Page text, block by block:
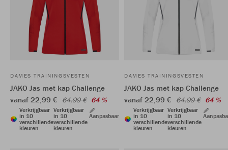
DAMES TRAININGSVESTEN
JAKO Jas met kap Challenge
vanaf 22,99 € 64,99 € 64 %
Verkrijgbaar
in 10
verschillende
kleuren
Verkrijgbaar
in 10
verschillende
kleuren
Aanpasbaar
DAMES TRAININGSVESTEN
JAKO Jas met kap Challenge
vanaf 22,99 € 64,99 € 64 %
Verkrijgbaar
in 10
verschillende
kleuren
Verkrijgbaar
in 10
verschillende
kleuren